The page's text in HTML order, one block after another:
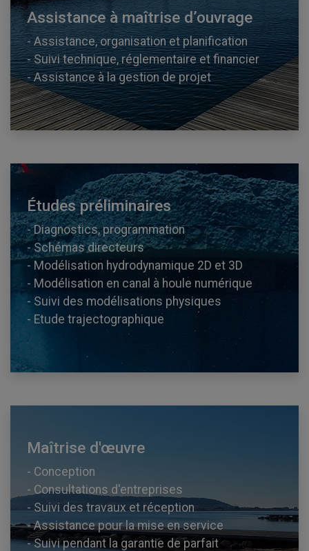
Assistance à maîtrise d’ouvrage
- Assistance, organisation et planification
- Suivi technique, réglementaire et financier
- Assistance à la gestion de projet
Études préliminaires
- Diagnostics, programmation
- Schémas directeurs
- Modélisation hydrodynamique 2D et 3D
- Modélisation en canal à houle numérique
- Suivi des modélisations physiques
- Etude trajectographique
Maîtrise d'œuvre
- Conception
- Consultations d'entreprises
- Suivi des travaux et réception
- Assistance pour la mise en service
- Suivi pendant la garantie de parfait